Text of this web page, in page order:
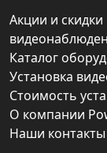
Акции и скидки
Каталог
Установка
Стоимость
О компании
Наши контакты